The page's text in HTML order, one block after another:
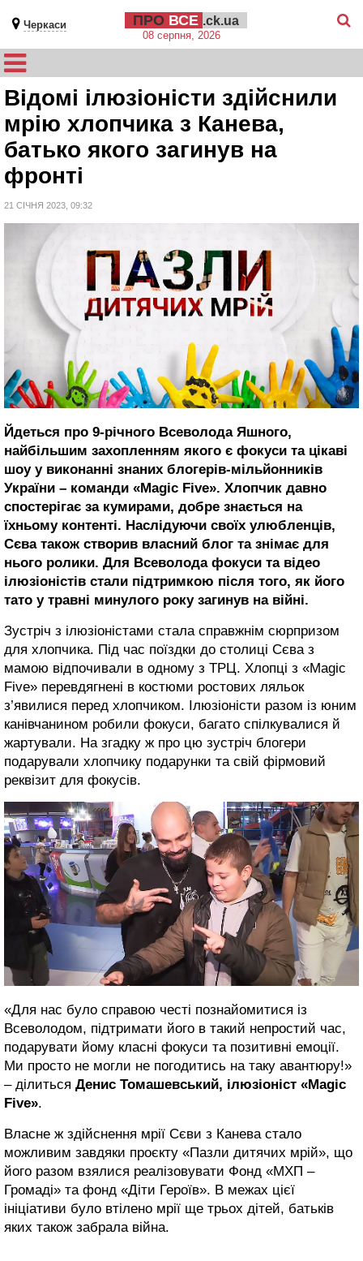
Черкаси ПРО ВСЕ .ck.ua
08 серпня, 2026
Відомі ілюзіоністи здійснили
мрію хлопчика з Канева,
батько якого загинув на
фронті
21 СІЧНЯ 2023, 09:32
Йдеться про 9-річного Всеволода Яшного,
найбільшим захопленням якого є фокуси та цікаві
шоу у виконанні знаних блогерів-мільйонників
України – команди «Magic Five». Хлопчик давно
спостерігає за кумирами, добре знається на
їхньому контенті. Наслідуючи своїх улюбленців,
Сєва також створив власний блог та знімає для
нього ролики. Для Всеволода фокуси та відео
ілюзіоністів стали підтримкою після того, як його
тато у травні минулого року загинув на війні.
Зустріч з ілюзіоністами стала справжнім сюрпризом
для хлопчика. Під час поїздки до столиці Сєва з
мамою відпочивали в одному з ТРЦ. Хлопці з «Magic
Five» перевдягнені в костюми ростових ляльок
з’явилися перед хлопчиком. Ілюзіоністи разом із юним
канівчанином робили фокуси, багато спілкувалися й
жартували. На згадку ж про цю зустріч блогери
подарували хлопчику подарунки та свій фірмовий
реквізит для фокусів.
«Для нас було справою честі познайомитися із
Всеволодом, підтримати його в такий непростий час,
подарувати йому класні фокуси та позитивні емоції.
Ми просто не могли не погодитись на таку авантюру!»
– ділиться Денис Томашевський, ілюзіоніст «Magic
Five».
Власне ж здійснення мрії Сєви з Канева стало
можливим завдяки проєкту «Пазли дитячих мрій», що
його разом взялися реалізовувати Фонд «МХП –
Громаді» та фонд «Діти Героїв». В межах цієї
ініціативи було втілено мрії ще трьох дітей, батьків
яких також забрала війна.